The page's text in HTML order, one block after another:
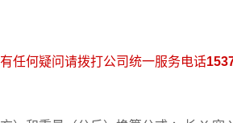
任何疑问请拨打公司统一服务电话